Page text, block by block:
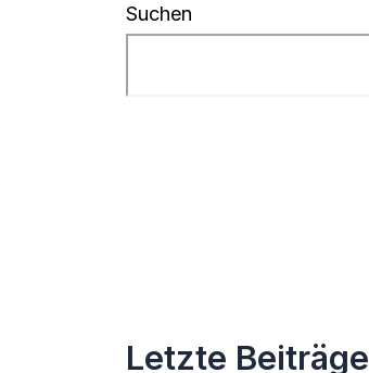
Suchen
Letzte Beiträge